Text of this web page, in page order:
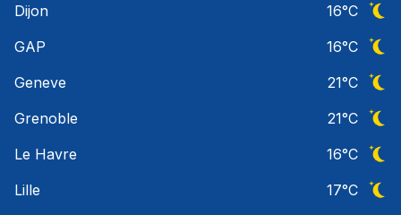
Dijon
16°C
GAP
16°C
Geneve
21°C
Grenoble
21°C
Le Havre
16°C
Lille
17°C